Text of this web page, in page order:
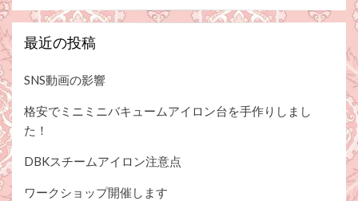
最近の投稿
SNS動画の影響
格安でミニミニバキュームアイロン台を手作りしまし
た！
DBKスチームアイロン注意点
ワークショップ開催します